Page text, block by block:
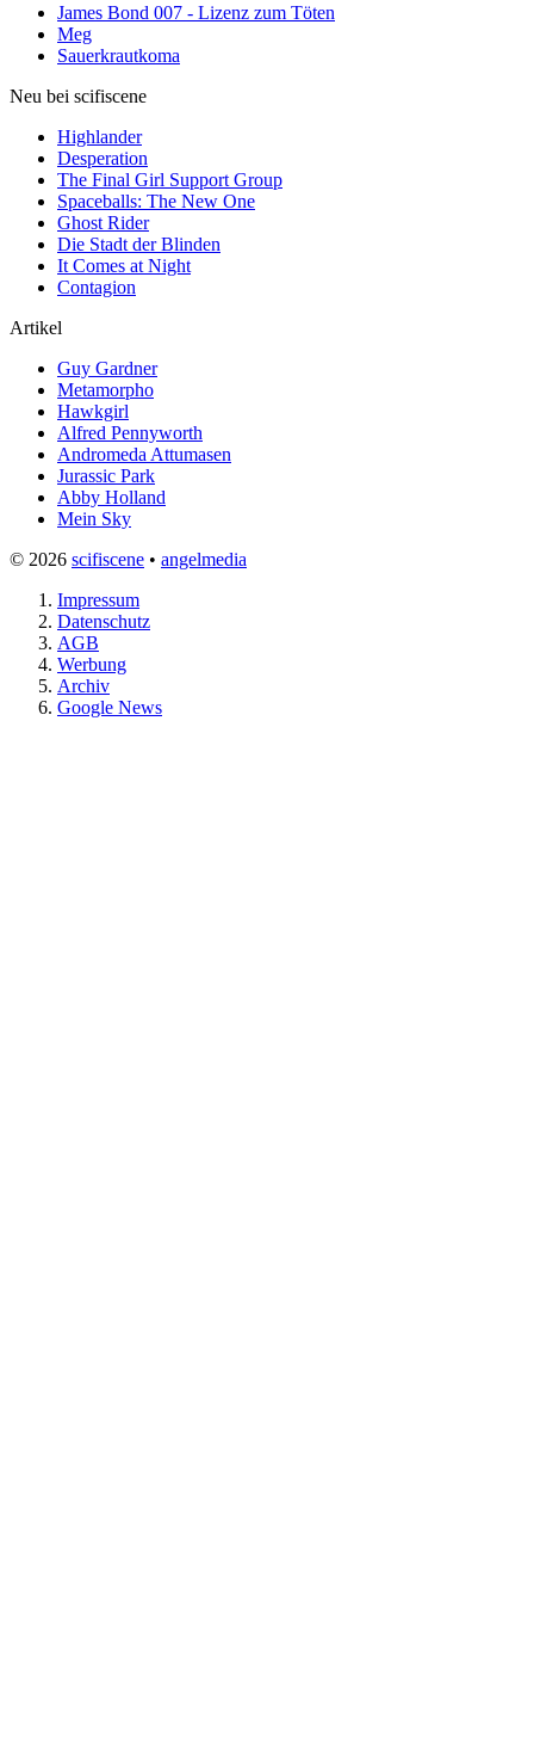
James Bond 007 - Lizenz zum Töten
Meg
Sauerkrautkoma
Neu bei scifiscene
Highlander
Desperation
The Final Girl Support Group
Spaceballs: The New One
Ghost Rider
Die Stadt der Blinden
It Comes at Night
Contagion
Artikel
Guy Gardner
Metamorpho
Hawkgirl
Alfred Pennyworth
Andromeda Attumasen
Jurassic Park
Abby Holland
Mein Sky
© 2026 scifiscene • angelmedia
Impressum
Datenschutz
AGB
Werbung
Archiv
Google News